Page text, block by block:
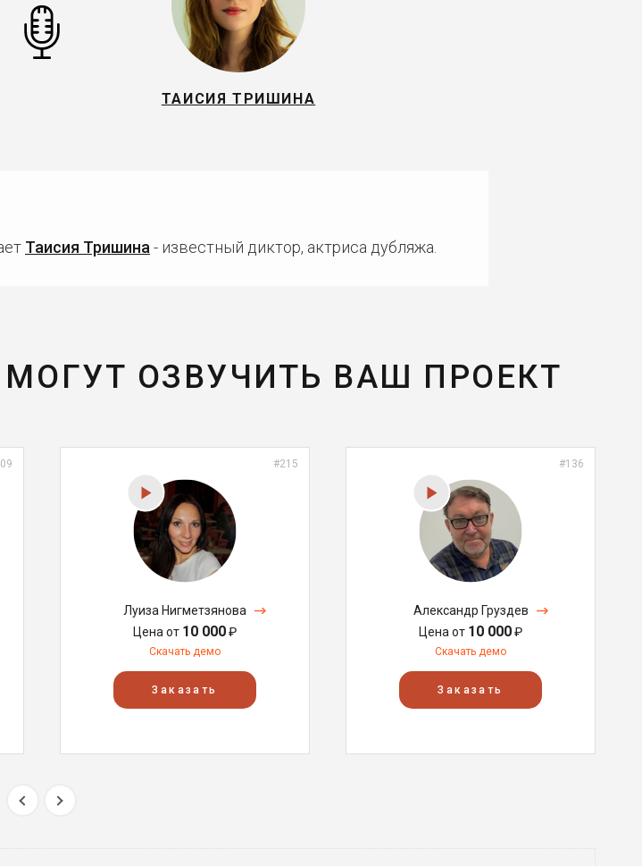
ТАИСИЯ ТРИШИНА
Таисия Тришина - известный диктор, актриса дубляжа.
ОЗВУЧИТЬ ВАШ ПРОЕКТ
#215
Луиза Нигметзянова
Цена от 10 000₽
Скачать демо
Заказать
#136
Александр Груздев
Цена от 10 000₽
Скачать демо
Заказать